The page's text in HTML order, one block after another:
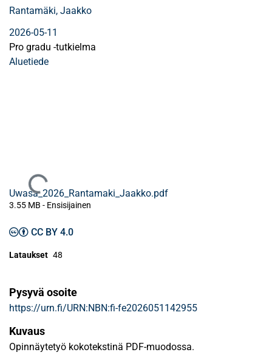
Rantamäki, Jaakko
2026-05-11
Pro gradu -tutkielma
Aluetiede
Ladataan...
Uwasa_2026_Rantamaki_Jaakko.pdf
3.55 MB - Ensisijainen
CC BY 4.0
Lataukset 48
Pysyvä osoite
https://urn.fi/URN:NBN:fi-fe2026051142955
Kuvaus
Opinnäytetyö kokotekstinä PDF-muodossa.